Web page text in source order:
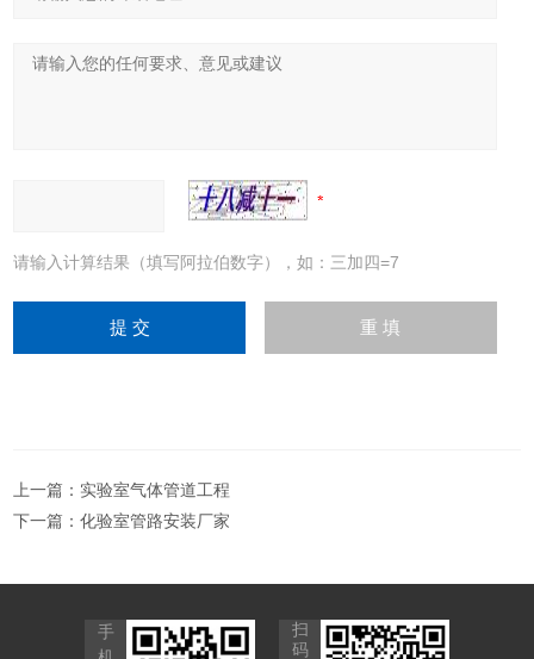
请输入计算结果（填写阿拉伯数字），如：三加四=7
上一篇： 实验室气体管道工程
下一篇：化验室管路安装厂家
手
扫
码